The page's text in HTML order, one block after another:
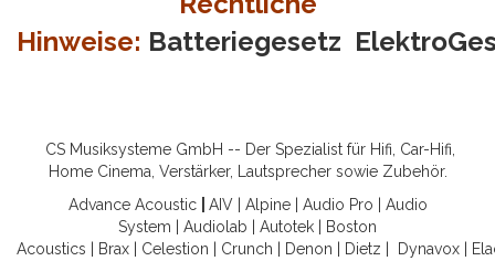
Hinweise: Batteriegesetz
CS Musiksysteme GmbH -- Der Spezialist für Hifi, Car-Hifi,
Home Cinema, Verstärker, Lautsprecher sowie Zubehör.
Advance Acoustic
AIV| Alpine| Audio Pro
Audio
System
Audiolab Autotek
Boston
Acoustics
Brax Celestion Crunch Denon Dietz Dynavox